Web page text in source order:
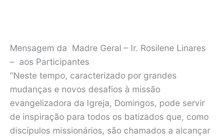
Mensagem da Madre Geral – Ir. Rosilene Linares
– aos Participantes
“Neste tempo, caracterizado por grandes
mudanças e novos desafios à missão
evangelizadora da Igreja, Domingos, pode servir
de inspiração para todos os batizados que, como
discípulos missionários, são chamados a alcançar